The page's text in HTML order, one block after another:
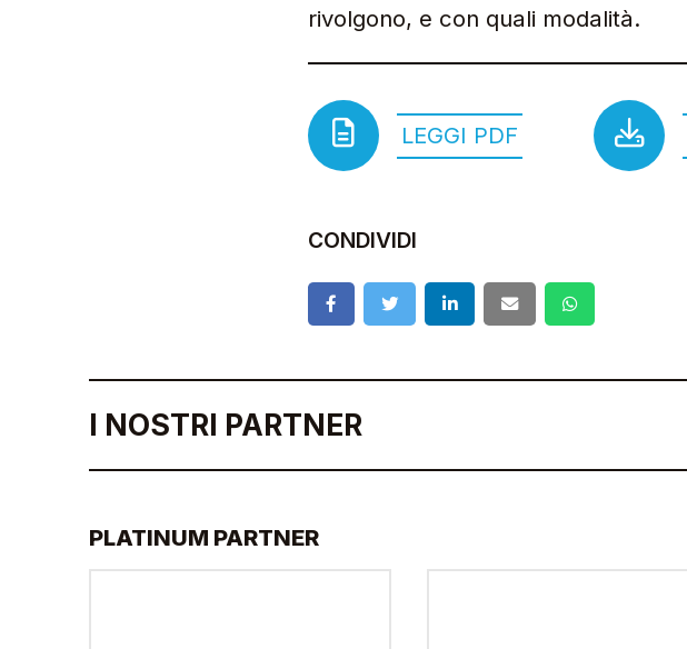
rivolgono, e con quali modalità.
LEGGI PDF
CONDIVIDI
I NOSTRI PARTNER
PLATINUM PARTNER